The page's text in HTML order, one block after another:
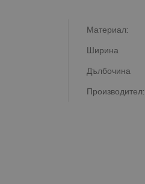
Материал:
Ширина
Дълбочина
Производител: